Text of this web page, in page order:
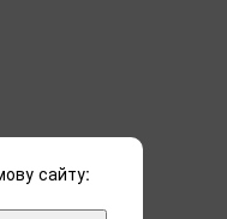
сайту: